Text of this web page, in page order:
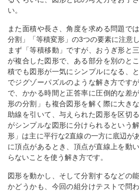
い。
また面積や長さ、角度を求める問題で
分割」「等積変形」の3つの要素に注意し
まず「等積移動」ですが、おうぎ形と
が複合した図形で、ある部分を別のと
積でも図形が一気にシンプルになる、
でジグゾーパズルのような解き方です
で、かかる時間と正答率に圧倒的な差
形の分割」も複合図形を解く際に大き
助線を引いて、与えられた図形を区切
がシンプルな図形に分けられるという
形」は主に平行な2直線の一方に底辺が
に頂点があるとき、頂点が直線上を動
らないことを使う解き方です。
図形を動かし、そして分割するなどの
かどうかも、今回の組分けテストで問